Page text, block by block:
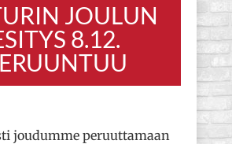
JOULUN
8.12.
joudumme peruuttamaan